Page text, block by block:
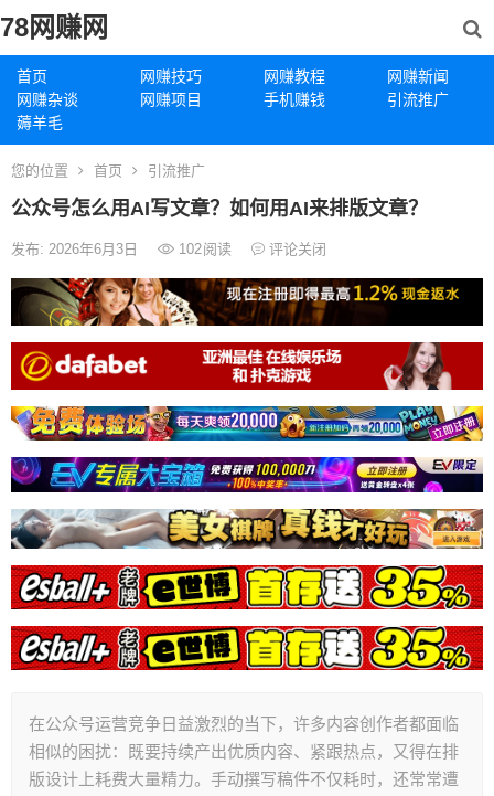
78网赚网
首页 网赚技巧 网赚教程
网赚新闻
网赚杂谈
网赚项目 手机赚钱
引流推广
薅羊毛
您的位置 首页 引流推广
公众号怎么用AI写文章？如何用AI来排版文章？
发布: 2026年6月3日 102阅读 评论关闭
在公众号运营竞争日益激烈的当下，许多内容创作者都面临
相似的困扰：既要持续产出优质内容、紧跟热点，又得在排
版设计上耗费大量精力。手动撰写稿件不仅耗时，还常常遭